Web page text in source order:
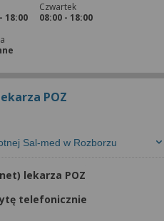
18:00
Czwartek
08:00 - 18:00
POZ
Sal-med w Rozborzu
lekarza POZ
telefonicznie